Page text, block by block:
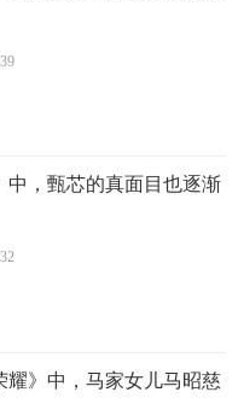
中，甄芯的真面目也逐渐
耀》中，马家女儿马昭慈